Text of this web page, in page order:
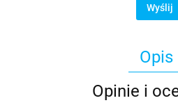
Wyślij
Opis
Opinie i